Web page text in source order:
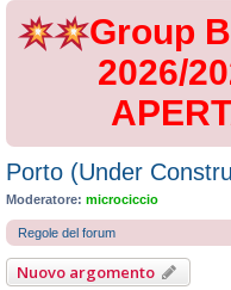
Group
2026/
Porto (Under
Moderatore: microciccio
Regole del forum
Nuovo argomento